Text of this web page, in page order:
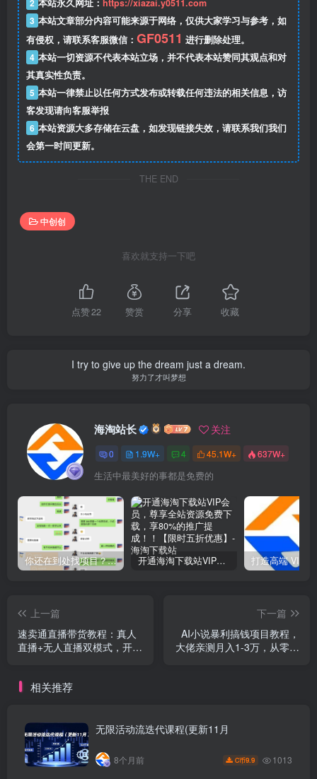
2 本站永久网址： https://xiazai.y0511.com
3 本站文章部分内容可能来源于网络，仅供大家学习与参考，如
有侵权，请联系客服微信： GF0511 进行删除处理。
4 本站一切资源不代表本站立场，并不代表本站赞同其观点和对
其真实性负责。
5 本站一律禁止以任何方式发布或转载任何违法的相关信息，访
客发现请向客服举报
6 本站资源大多存储在云盘，如发现链接失效，请联系我们我们
会第一时间更新。
THE END
中创创
喜欢就支持一下吧
点赞22 赞赏 分享 收藏
I try to give up the dream just a dream.
努力了才叫梦想
海淘站长 关注
0 1.9W+ 4 45.1W+ 637W+
生活中最美好的事都是免费的
你还在到处找项目？还在当韭菜？我靠网创资源站一个月收入5万+，曾经我也是个失败者。 开通海淘下载站VIP会员，尊享全站资源免费下载，享80%的推广提成！！【限时五折优惠】
上一篇
速卖通直播带货教程：真人
直播+无人直播双模式，开播
下一篇
AI小说暴利搞钱项目教程，
大佬亲测月入1-3万，从零教
相关推荐
无限活动流迭代课程(更新11月
8个月前 C币9.9 1013